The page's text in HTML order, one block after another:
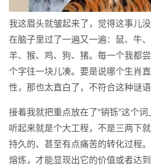
我这眉头就皱起来了，觉得这事儿
在脑子里过了一遍又一遍：鼠、牛
羊、猴、鸡、狗、猪。每一个我都
个字往一块儿凑。要是说哪个生肖
性，那也太直白了，不符合这种谜语
接着我就把重点放在了“销铄”这个
听起来就是个大工程，不是三两下
持久的、甚至有点痛苦的转化过程
熔炼，才能显现出它的价值或者达到